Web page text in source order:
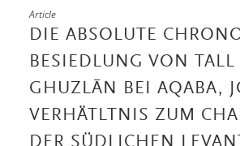
Article
DIE ABSOLUTE
BESIEDLUNG VON TALL
GHUZLĀN BEI AQABA,
VERHÄTLTNIS ZUM